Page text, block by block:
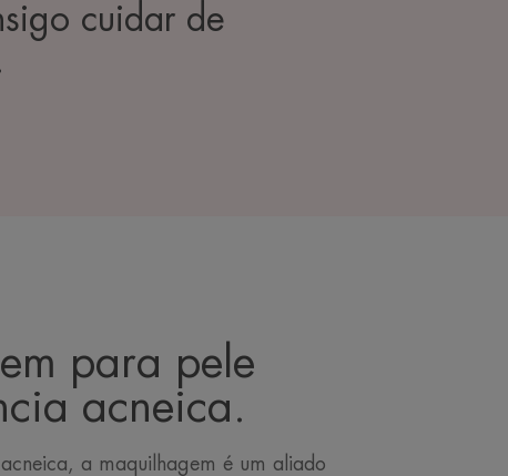
cuidar de
para pele
acneica.
a maquilhagem é um aliado